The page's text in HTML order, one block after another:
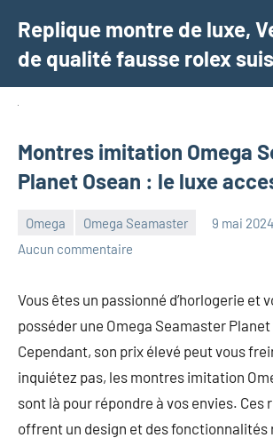
contenu
Replique montre de luxe,
de qualité fausse rolex
Montres imitation Omega
Planet Osean : le luxe
Omega Omega Seamaster
9 mai 2024
Aucun commentaire
Vous êtes un passionné d’horlogerie et
posséder une Omega Seamaster Planet
Cependant, son prix élevé peut vous
inquiétez pas, les montres imitation
sont là pour répondre à vos envies. Ces
offrent un design et des fonctionnalités